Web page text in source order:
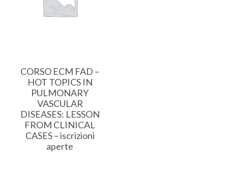
CORSO ECM FAD –
HOT TOPICS IN
PULMONARY
VASCULAR
DISEASES: LESSON
FROM CLINICAL
CASES – iscrizioni
aperte